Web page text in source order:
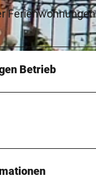
Ferienwohnungen
Betrieb